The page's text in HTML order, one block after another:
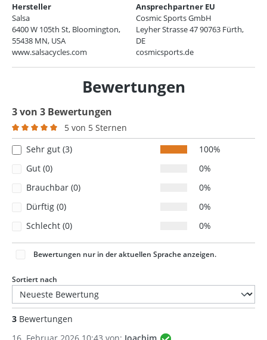
Hersteller
Salsa
6400 W 105th St, Bloomington,
55438 MN, USA
www.salsacycles.com
Ansprechpartner EU
Cosmic Sports GmbH
Leyher Strasse 47 90763 Fürth,
DE
cosmicsports.de
Bewertungen
3 von 3 Bewertungen
Durchschnittliche Bewertung von 5 von 5 Sternen
5 von 5 Sternen
Sehr gut (3)
100%
Gut (0)
0%
Brauchbar (0)
0%
Dürftig (0)
0%
Schlecht (0)
0%
Bewertungen nur in der aktuellen Sprache anzeigen.
Sortiert nach
3 Bewertungen